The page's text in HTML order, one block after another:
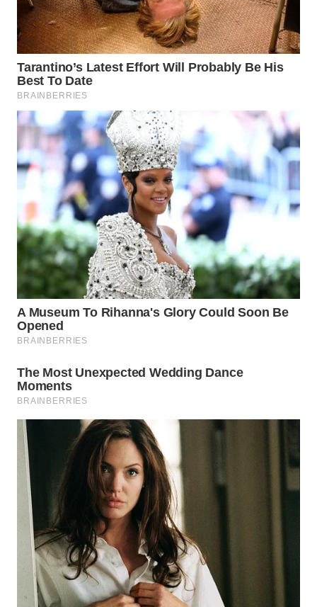
LANGKAT
WN
TAPANULI
SELATAN
WN
TANJUNG
LESUNG
KARO
WN
SIMALUNGUN
WN
LABUHANBATU
WN
TENGAH
TEBING
TINGGI
WN
PAKPAK
WN
KARAWANG